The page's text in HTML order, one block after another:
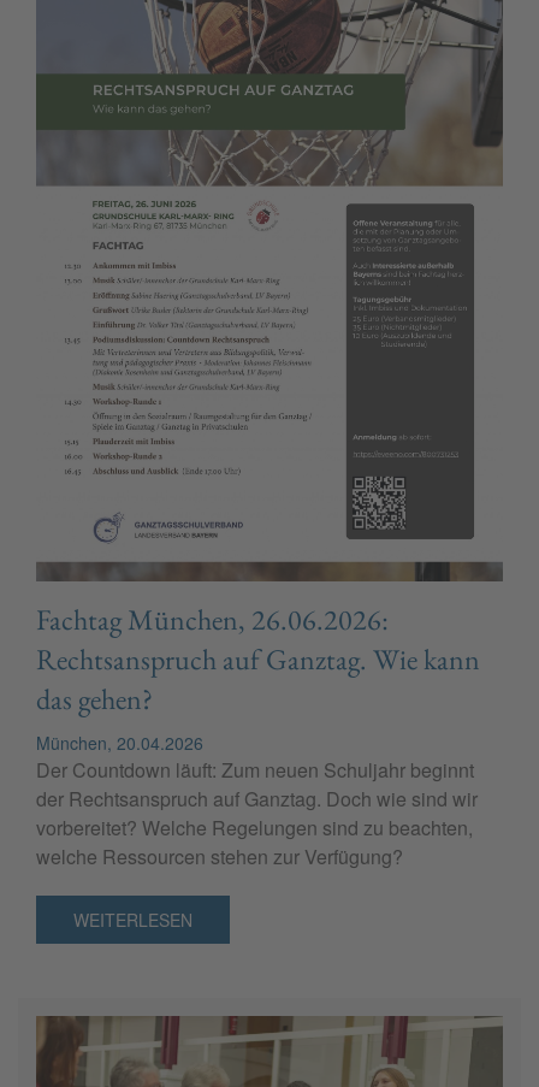
Fachtag München, 26.06.2026:
Rechtsanspruch auf Ganztag. Wie kann
das gehen?
München, 20.04.2026
Der Countdown läuft: Zum neuen Schuljahr beginnt
der Rechtsanspruch auf Ganztag. Doch wie sind wir
vorbereitet? Welche Regelungen sind zu beachten,
welche Ressourcen stehen zur Verfügung?
WEITERLESEN